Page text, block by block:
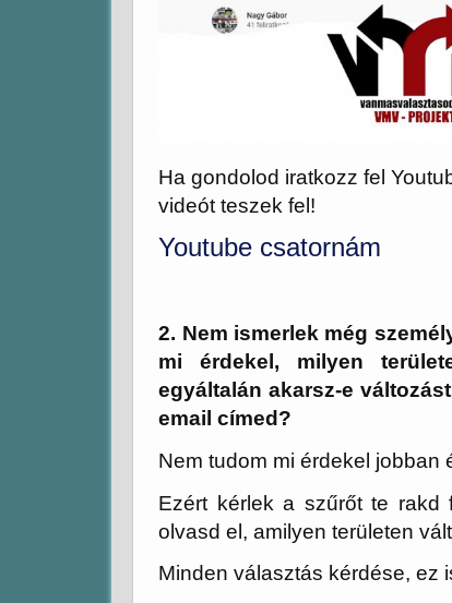
Ha gondolod iratkozz fel
videót teszek fel!
Youtube csatornám
2. Nem ismerlek még
mi érdekel, milyen
egyáltalán akarsz-e
email címed?
Nem tudom mi érdekel jobban
Ezért kérlek a szűrőt te rakd
olvasd el, amilyen területen
Minden választás kérdése, ez